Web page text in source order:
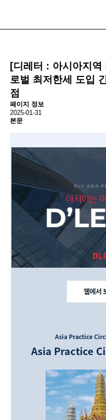
[디레터 : 아시아지
로벌 최저한세 도입
점
페이지 정보
2025-01-31
본문
Asia Practice
Asia Practice